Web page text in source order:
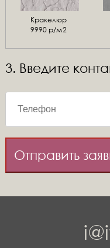
Кракелюр
9990 р/м2
3. Введите
Отправить